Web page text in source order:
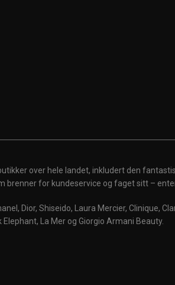
over hele landet, inkludert den
brenner for kundeservice og faget sitt –
Dior, Shiseido, Laura Mercier, Clinique,
La Mer og Giorgio Armani Beauty.